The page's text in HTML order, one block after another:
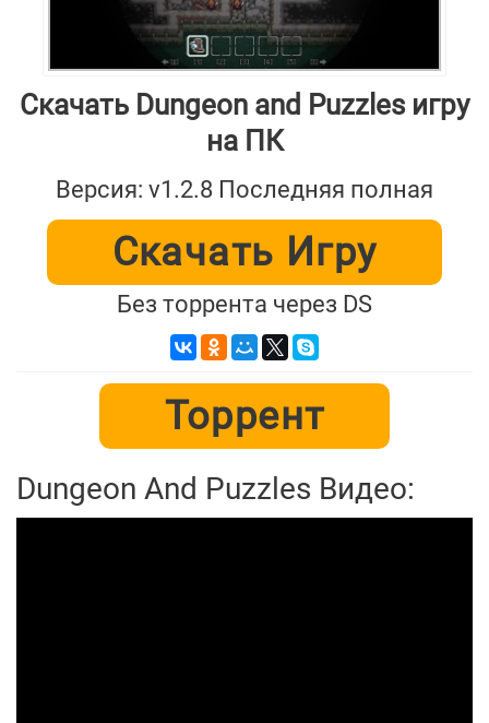
Скачать Dungeon and Puzzles игру
на ПК
Версия: v1.2.8 Последняя полная
Скачать Игру
Без торрента через DS
Торрент
Dungeon And Puzzles Видео: